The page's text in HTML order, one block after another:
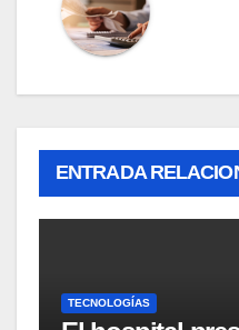
ENTRADA
TECNOLOGÍAS